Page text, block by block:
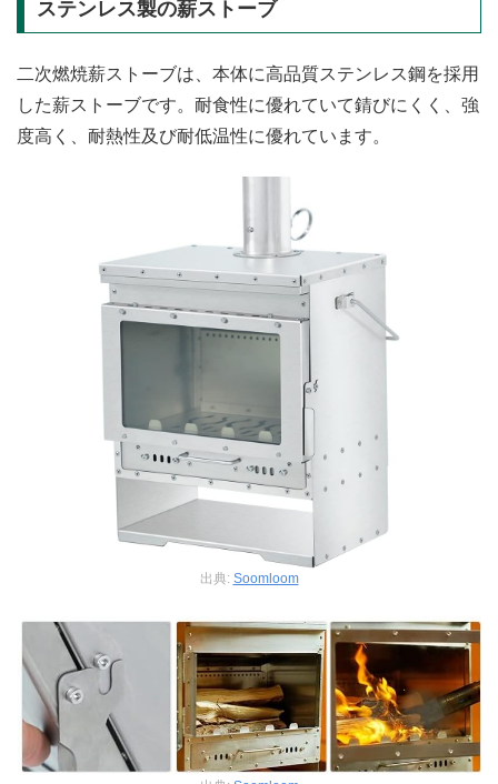
ステンレス製の薪ストーブ
二次燃焼薪ストーブは、本体に高品質ステンレス鋼を採用
した薪ストーブです。耐食性に優れていて錆びにくく、強
度高く、耐熱性及び耐低温性に優れています。
出典: Soomloom